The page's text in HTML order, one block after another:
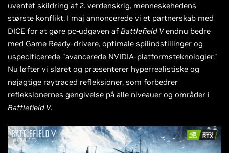
uventet skildring af 2. verdenskrig, menneskehedens
største konflikt. I maj annoncerede vi et partnerskab med
DICE for at gøre pc-udgaven af Battlefield Vendnu bedre
med Game Ready-drivere, optimale spilindstillinger og
uspecificerede "avancerede NVIDIA-platformsteknologier."
Nu løfter vi sløret og præsenterer hyperrealistiske og
nøjagtige raytraced refleksioner, som forbedrer
refleksionernes gengivelse på alle niveauer og områder i
Battlefield V.